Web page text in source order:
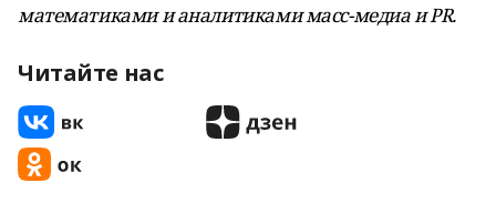
математиками и аналитиками масс-медиа и PR.
Читайте нас